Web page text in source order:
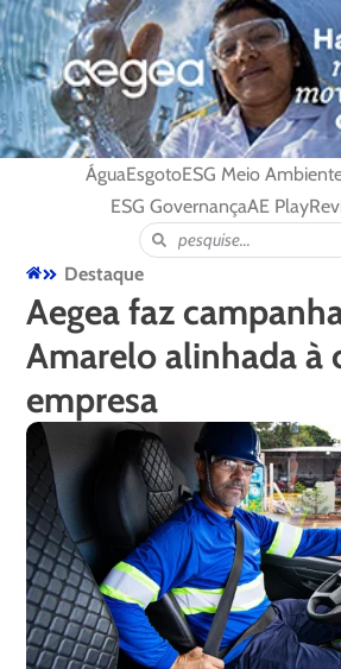
ÁguaEsgotoESG Meio
ESG GovernançaAE Play
Destaque
Aegea faz
Amarelo alinhada à
empresa